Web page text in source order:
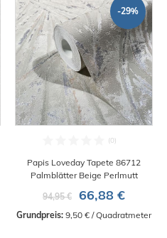
-29%
Papis Loveday Tapete 86712
Palmblätter Beige Perlmutt
94,95 €
66,88 €
Grundpreis: 9,50 € / Quadratmeter